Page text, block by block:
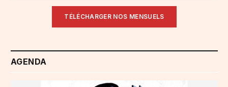
TÉLÉCHARGER NOS MENSUELS
AGENDA